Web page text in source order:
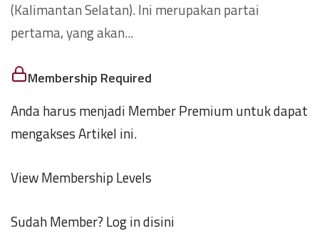
(Kalimantan Selatan). Ini merupakan partai
pertama, yang akan...
Membership Required
Anda harus menjadi Member Premium untuk dapat
mengakses Artikel ini.
View Membership Levels
Sudah Member?Log in disini